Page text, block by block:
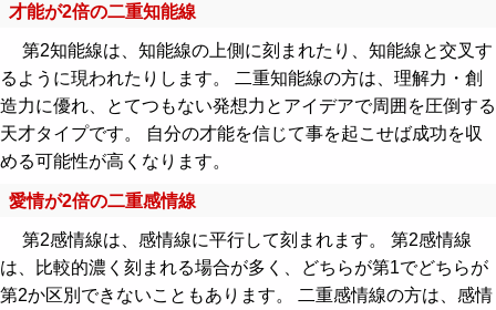
才能が2倍の二重知能線
第2知能線は、知能線の上側に刻まれたり、知能線と交叉す
るように現われたりします。 二重知能線の方は、理解力・創
造力に優れ、とてつもない発想力とアイデアで周囲を圧倒する
天才タイプです。 自分の才能を信じて事を起こせば成功を収
める可能性が高くなります。
愛情が2倍の二重感情線
第2感情線は、感情線に平行して刻まれます。 第2感情線
は、比較的濃く刻まれる場合が多く、どちらが第1でどちらが
第2か区別できないこともあります。 二重感情線の方は、感情